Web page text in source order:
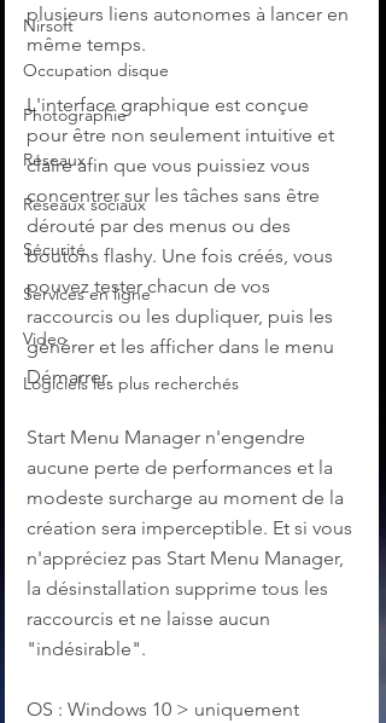
Nirsoft
Occupation disque
Photographie
Réseaux
Réseaux sociaux
Sécurité
Services en ligne
Video
Logiciels les plus recherchés
plusieurs liens autonomes à lancer en
même temps.
L'interface graphique est conçue
pour être non seulement intuitive et
claire afin que vous puissiez vous
concentrer sur les tâches sans être
dérouté par des menus ou des
boutons flashy. Une fois créés, vous
pouvez tester chacun de vos
raccourcis ou les dupliquer, puis les
générer et les afficher dans le menu
Démarrer.
Start Menu Manager n'engendre
aucune perte de performances et la
modeste surcharge au moment de la
création sera imperceptible. Et si vous
n'appréciez pas Start Menu Manager,
la désinstallation supprime tous les
raccourcis et ne laisse aucun
"indésirable".
OS : Windows 10 > uniquement